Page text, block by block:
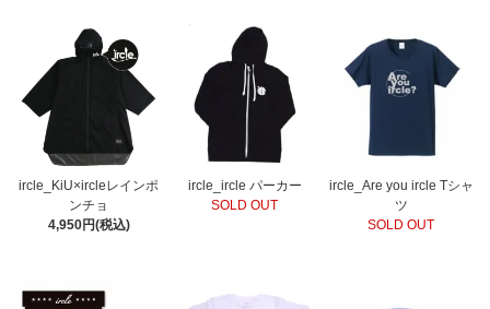
ircle_KiU×ircleレインポ
ンチョ
4,950円(税込)
ircle_ircle パーカー
SOLD OUT
ircle_Are you ircle Tシャ
ツ
SOLD OUT